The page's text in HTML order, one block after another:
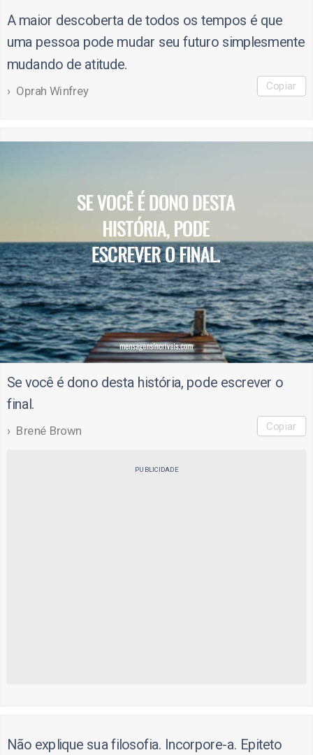
A maior descoberta de todos os tempos é que
uma pessoa pode mudar seu futuro simplesmente
mudando de atitude.
Oprah Winfrey Copiar
Se você é dono desta história, pode escrever o
final.
Brené Brown Copiar
PUBLICIDADE
Não explique sua filosofia. Incorpore-a. Epiteto